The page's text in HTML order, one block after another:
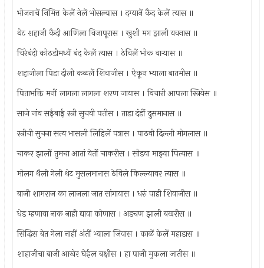
भोजनाचें निमित्त केलें नेलें भोसल्यास । दग्यानें कैद केलें त्यास ॥
थेट शहाजी कैदी आणिला विजापूरास । खुशी मग झाली यवनास ॥
चिरेबंदी कोठडीमध्यें बंद केलें त्यास । ठेविलें भोक वार्‍यास ॥
शहाजीला पिडा दीली कळलें शिवाजीस । ऐकून भ्याला बातमीस ॥
पिताभक्ति मनीं लागला लागला शरण जायास । विचारी आपला स्त्रियेस ॥
साजे नांव सईबाई स्त्री सुचवी पतीस । ताडा दंडीं दुसमानास ॥
स्त्रीची सुचना सत्य भासली लिहिलें पत्रास । पाठवी दिल्ली मोगलास ॥
चाकर झालों तुमचा आतां येतों चाकरीस । सोडवा माझ्या पित्यास ॥
मोलग थैली गेली थेट मुसलमानास ठेविले किल्ल्यावर त्यास ॥
बाजी शामराज का लाजला जात सांगायास । धरुं पाही शिवाजीस ॥
धेड म्हणावा नाक नाही द्यावा कोणास । अडचण झाली बखरीस ॥
सिद्धिस बेत गेला नाहीं अंतीं भ्याला जिवास । काळें केलें महाडास ॥
शाहाजीचा बाजी आखेर घेईल बक्षीस । हा पाजी मुकला जातीस ॥